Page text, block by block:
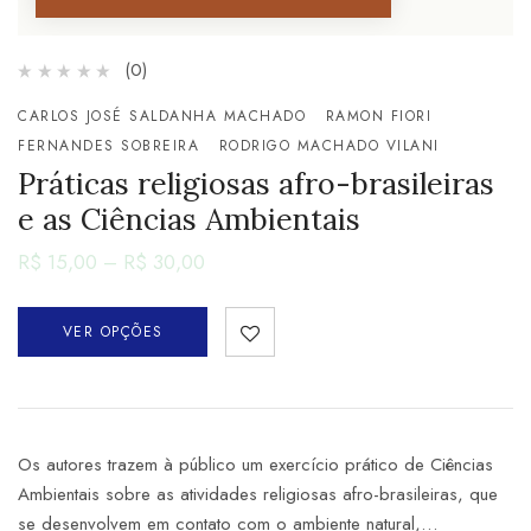
(0)
CARLOS JOSÉ SALDANHA MACHADO
RAMON FIORI
FERNANDES SOBREIRA
RODRIGO MACHADO VILANI
Práticas religiosas afro-brasileiras
e as Ciências Ambientais
R$ 15,00 – R$ 30,00
VER OPÇÕES
Os autores trazem à público um exercício prático de Ciências
Ambientais sobre as atividades religiosas afro-brasileiras, que
se desenvolvem em contato com o ambiente natural,…